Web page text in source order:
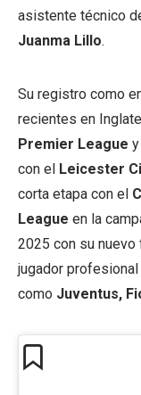
asistente técnico
Juanma Lillo.
Su registro como
recientes en
Premier League
con el Leicester
corta etapa con el
League en la
2025 con su nuevo
jugador
como Juventus,